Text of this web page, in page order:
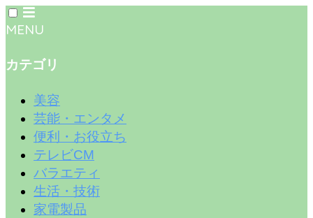
MENU
カテゴリ
美容
芸能・エンタメ
便利・お役立ち
テレビCM
バラエティ
生活・技術
家電製品